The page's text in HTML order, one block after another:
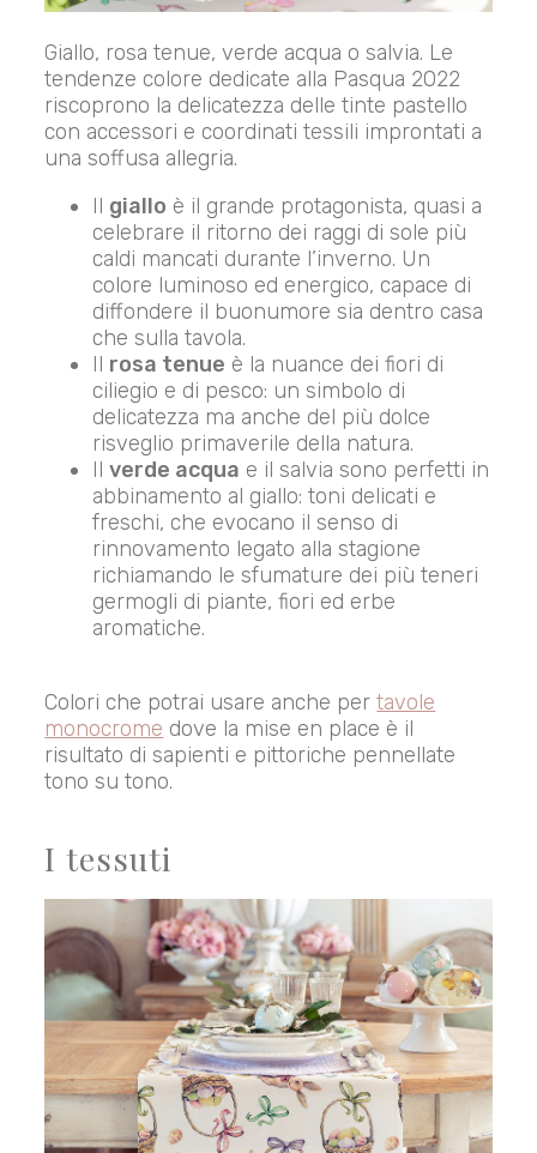
Giallo, rosa tenue, verde acqua o salvia. Le
tendenze colore dedicate alla Pasqua 2022
riscoprono la delicatezza delle tinte pastello
con accessori e coordinati tessili improntati a
una soffusa allegria.
Il giallo è il grande protagonista, quasi a
celebrare il ritorno dei raggi di sole più
caldi mancati durante l’inverno. Un
colore luminoso ed energico, capace di
diffondere il buonumore sia dentro casa
che sulla tavola.
Il rosa tenue è la nuance dei fiori di
ciliegio e di pesco: un simbolo di
delicatezza ma anche del più dolce
risveglio primaverile della natura.
Ilverde acqua e il salvia sono perfetti in
abbinamento al giallo: toni delicati e
freschi, che evocano il senso di
rinnovamento legato alla stagione
richiamando le sfumature dei più teneri
germogli di piante, fiori ed erbe
aromatiche.
Colori che potrai usare anche pertavole
monocrome dove la mise en place è il
risultato di sapienti e pittoriche pennellate
tono su tono.
I tessuti